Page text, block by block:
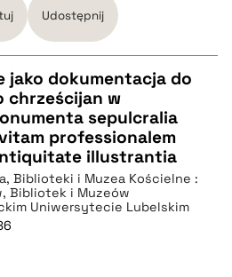
Udostępnij
jako dokumentacja do
chrześcijan w
sepulcralia
professionalem
illustrantia
Biblioteki i Muzea Kościelne :
Bibliotek i Muzeów
Uniwersytecie Lubelskim